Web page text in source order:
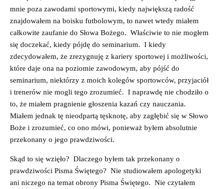
mnie poza zawodami sportowymi, kiedy największą radość
znajdowałem na boisku futbolowym, to nawet wtedy miałem
całkowite zaufanie do Słowa Bożego. Właściwie to nie mogłem
się doczekać, kiedy pójdę do seminarium. I kiedy
zdecydowałem, że zrezygnuję z kariery sportowej i możliwości,
które daje ona na poziomie zawodowym, aby pójść do
seminarium, niektórzy z moich kolegów sportowców, przyjaciół
i trenerów nie mogli tego zrozumieć. I naprawdę nie chodziło o
to, że miałem pragnienie głoszenia kazań czy nauczania.
Miałem jednak tę nieodpartą tęsknotę, aby zagłębić się w Słowo
Boże i zrozumieć, co ono mówi, ponieważ byłem absolutnie
przekonany o jego prawdziwości.
Skąd to się wzięło? Dlaczego byłem tak przekonany o
prawdziwości Pisma Świętego? Nie studiowałem apologetyki
ani niczego na temat obrony Pisma Świętego. Nie czytałem